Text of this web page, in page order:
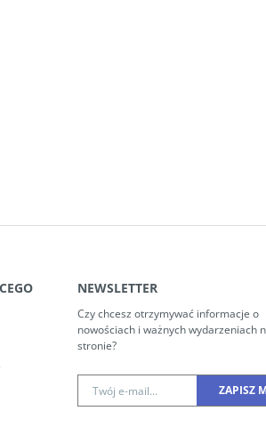
NEWSLETTER
Czy chcesz otrzymywać informacje o
nowościach i ważnych wydarzeniach
stronie?